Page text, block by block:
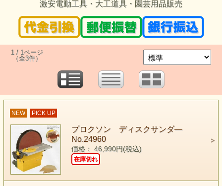
激安電動工具・大工道具・園芸用品販売
1 / 1ページ
（全3件）
NEW PICK UP
プロクソン ディスクサンダ―
No.24960
価格： 46,990円(税込)
在庫切れ